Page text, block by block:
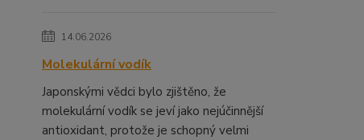
14.06.2026
Molekulární vodík
Japonskými vědci bylo zjištěno, že
molekulární vodík se jeví jako nejúčinnější
antioxidant, protože je schopný velmi